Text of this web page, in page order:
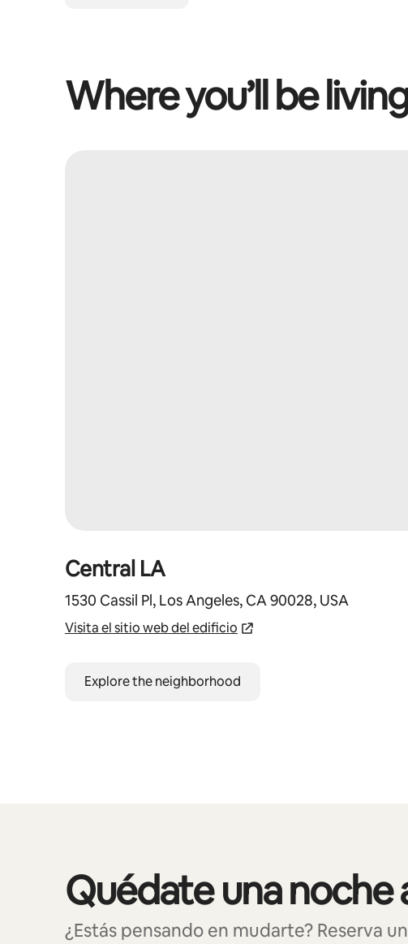
Where you’ll be
Central LA
1530 Cassil Pl, Los Angeles, CA 90028, USA
Visita el sitio web del edificio
Explore the neighborhood
Quédate una
¿Estás pensando en mudarte? Reserva
Mostrando 0 de 0 elementos